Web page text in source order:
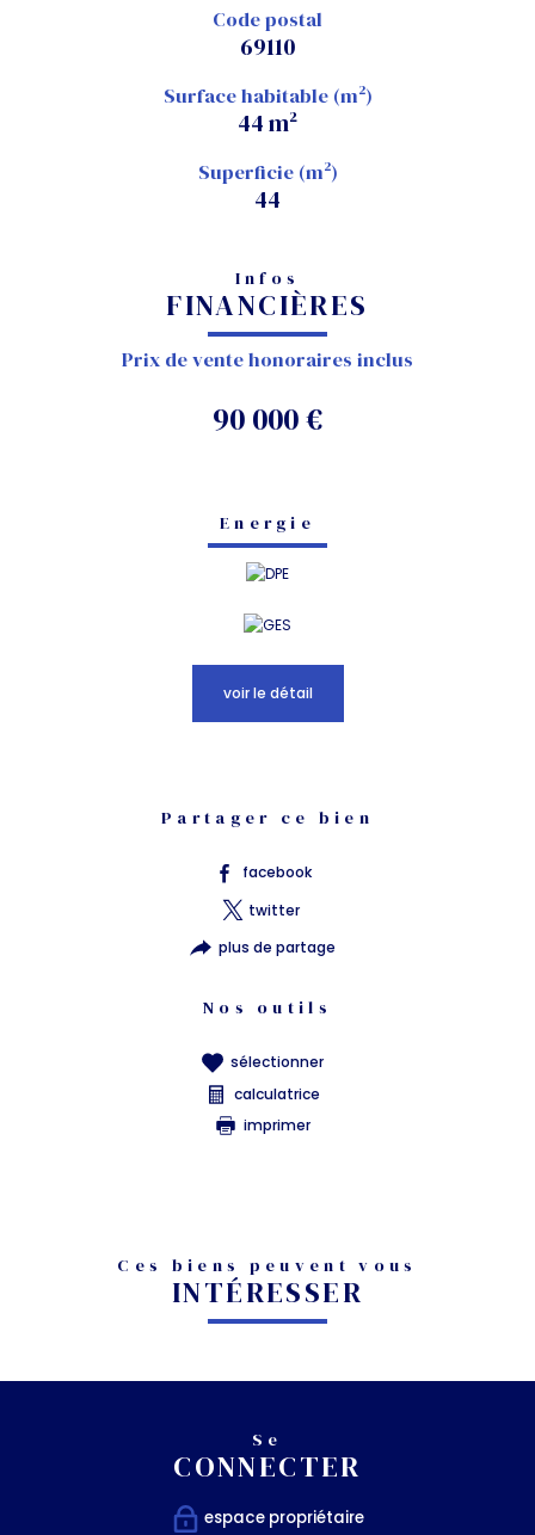
Code postal
69110
Surface habitable (m²)
44 m²
Superficie (m²)
44
Infos
FINANCIÈRES
Prix de vente honoraires inclus
90 000 €
Energie
voir le détail
Partager ce bien
facebook
twitter
plus de partage
Nos outils
sélectionner
calculatrice
imprimer
Ces biens peuvent vous
INTÉRESSER
Se
CONNECTER
espace propriétaire